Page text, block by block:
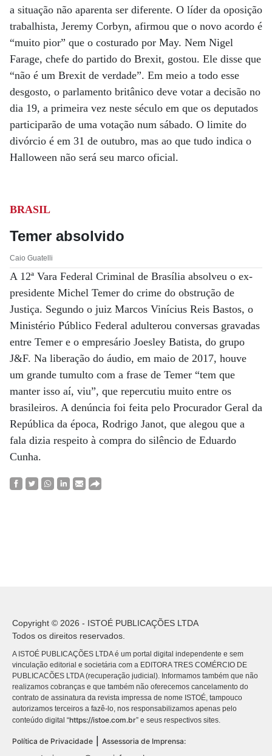
a situação não aparenta ser diferente. O líder da oposição
trabalhista, Jeremy Corbyn, afirmou que o novo acordo é
“muito pior” que o costurado por May. Nem Nigel
Farage, chefe do partido do Brexit, gostou. Ele disse que
“não é um Brexit de verdade”. Em meio a todo esse
desgosto, o parlamento britânico deve votar a decisão no
dia 19, a primeira vez neste século em que os deputados
participarão de uma votação num sábado. O limite do
divórcio é em 31 de outubro, mas ao que tudo indica o
Halloween não será seu marco oficial.
BRASIL
Temer absolvido
Caio Guatelli
A 12ª Vara Federal Criminal de Brasília absolveu o ex-
presidente Michel Temer do crime do obstrução de
Justiça. Segundo o juiz Marcos Vinícius Reis Bastos, o
Ministério Público Federal adulterou conversas gravadas
entre Temer e o empresário Joesley Batista, do grupo
J&F. Na liberação do áudio, em maio de 2017, houve
um grande tumulto com a frase de Temer “tem que
manter isso aí, viu”, que repercutiu muito entre os
brasileiros. A denúncia foi feita pelo Procurador Geral da
República da época, Rodrigo Janot, que alegou que a
fala dizia respeito à compra do silêncio de Eduardo
Cunha.
Copyright © 2026 - ISTOÉ PUBLICAÇÕES LTDA
Todos os direitos reservados.
A ISTOÉ PUBLICAÇÕES LTDA é um portal digital independente e sem
vinculação editorial e societária com a EDITORA TRES COMÉRCIO DE
PUBLICACÕES LTDA (recuperação judicial). Informamos também que não
realizamos cobranças e que também não oferecemos cancelamento do
contrato de assinatura da revista impressa de nome ISTOÉ, tampouco
autorizamos terceiros a fazê-lo, nos responsabilizamos apenas pelo
conteúdo digital “https://istoe.com.br” e seus respectivos sites.
Política de Privacidade
Assessoria de Imprensa: